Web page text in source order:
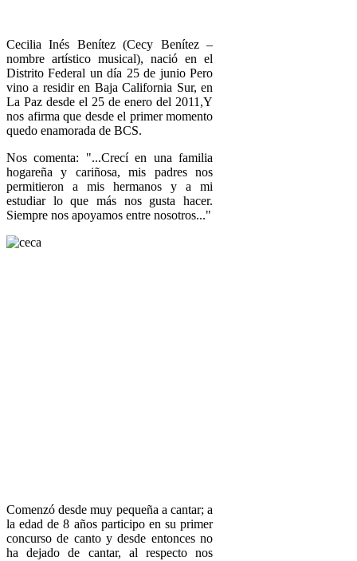
Cecilia Inés Benítez (Cecy Benítez –
nombre artístico musical), nació en el
Distrito Federal un día 25 de junio Pero
vino a residir en Baja California Sur, en
La Paz desde el 25 de enero del 2011,Y
nos afirma que desde el primer momento
quedo enamorada de BCS.
Nos comenta: "...Crecí en una familia
hogareña y cariñosa, mis padres nos
permitieron a mis hermanos y a mi
estudiar lo que más nos gusta hacer.
Siempre nos apoyamos entre nosotros..."
Comenzó desde muy pequeña a cantar; a
la edad de 8 años participo en su primer
concurso de canto y desde entonces no
ha dejado de cantar, al respecto nos